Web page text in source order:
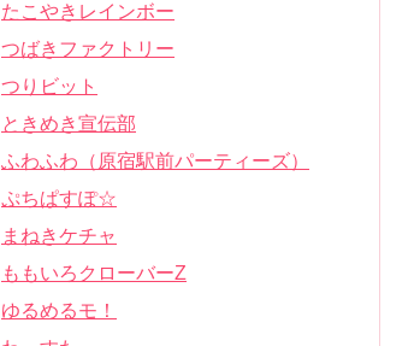
たこやきレインボー
つばきファクトリー
つりビット
ときめき宣伝部
ふわふわ（原宿駅前パーティーズ）
ぷちぱすぽ☆
まねきケチャ
ももいろクローバーZ
ゆるめるモ！